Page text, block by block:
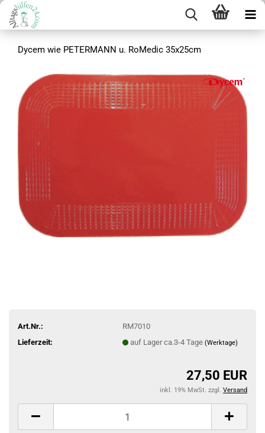
Dycem wie PETERMANN u. RoMedic 35x25cm
Art.Nr.:
RM7010
Lieferzeit:
auf Lager ca.3-4 Tage (Werktage)
27,50 EUR
inkl. 19% MwSt. zzgl. Versand